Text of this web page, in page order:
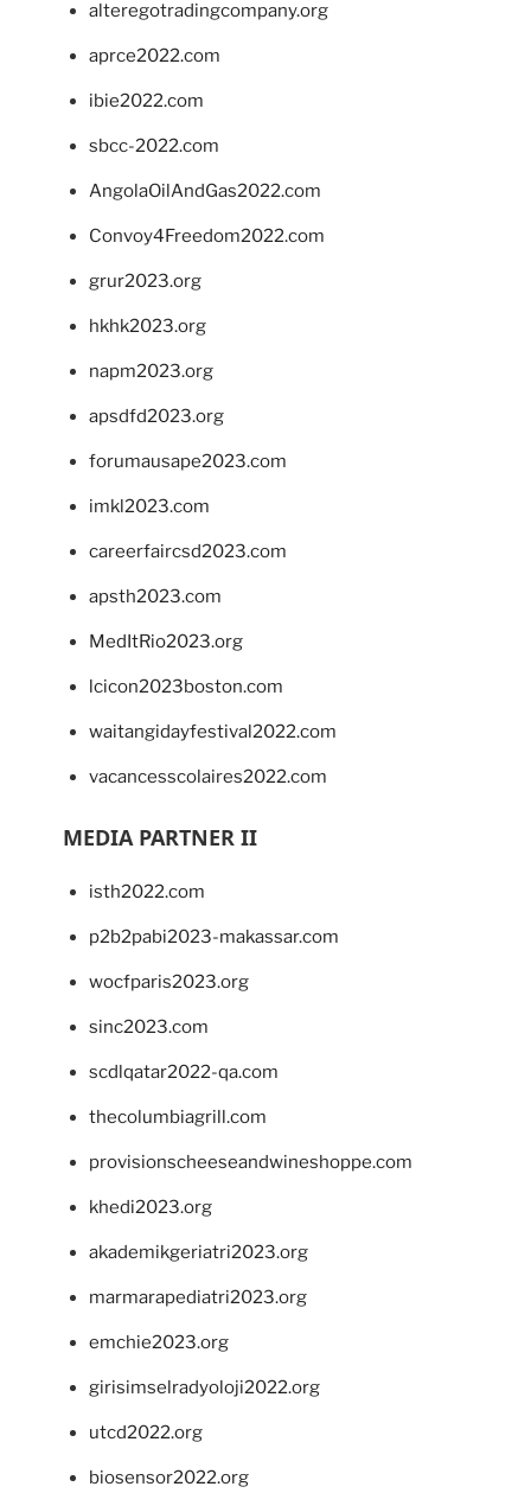
alteregotradingcompany.org
aprce2022.com
ibie2022.com
sbcc-2022.com
AngolaOilAndGas2022.com
Convoy4Freedom2022.com
grur2023.org
hkhk2023.org
napm2023.org
apsdfd2023.org
forumausape2023.com
imkl2023.com
careerfaircsd2023.com
apsth2023.com
MedItRio2023.org
lcicon2023boston.com
waitangidayfestival2022.com
vacancesscolaires2022.com
MEDIA PARTNER II
isth2022.com
p2b2pabi2023-makassar.com
wocfparis2023.org
sinc2023.com
scdlqatar2022-qa.com
thecolumbiagrill.com
provisionscheeseandwineshoppe.com
khedi2023.org
akademikgeriatri2023.org
marmarapediatri2023.org
emchie2023.org
girisimselradyoloji2022.org
utcd2022.org
biosensor2022.org